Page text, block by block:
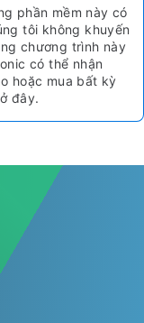
phần mềm này có
tôi không khuyến
chương trình này
có thể nhận
hoặc mua bất kỳ
đây.